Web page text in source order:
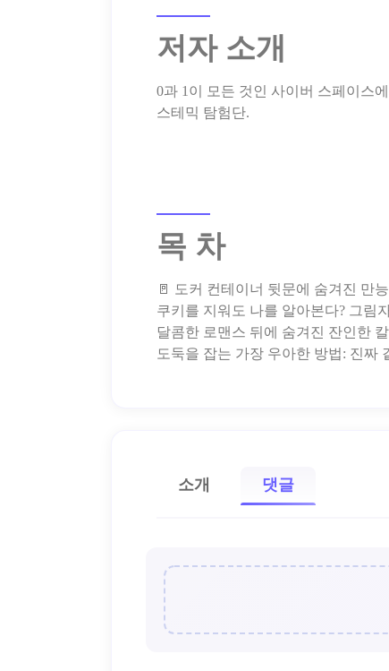
저자 소개
0과 1이 모든 것인 사이버 스페이스
목 차
🚪 도커 컨테이너 뒷문에 숨겨진 만
쿠키를 지워도 나를 알아본다? 그림
달콤한 로맨스 뒤에 숨겨진 잔인한
소개 댓글